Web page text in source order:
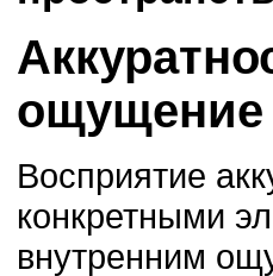
ощущение
Восприятие
конкретными
внутренним